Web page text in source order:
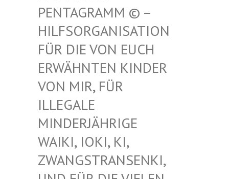
AGRAMM © – HILF
SORGANISATION FÜR
DIE VON EUCH ERWÄ
HNTEN KINDER VON
MIR, FÜR ILLE
GALE MIND
ERJÄHRIGE WAIK
I, IOKI, KI, ZWAN
GSTRANSENKI, UND